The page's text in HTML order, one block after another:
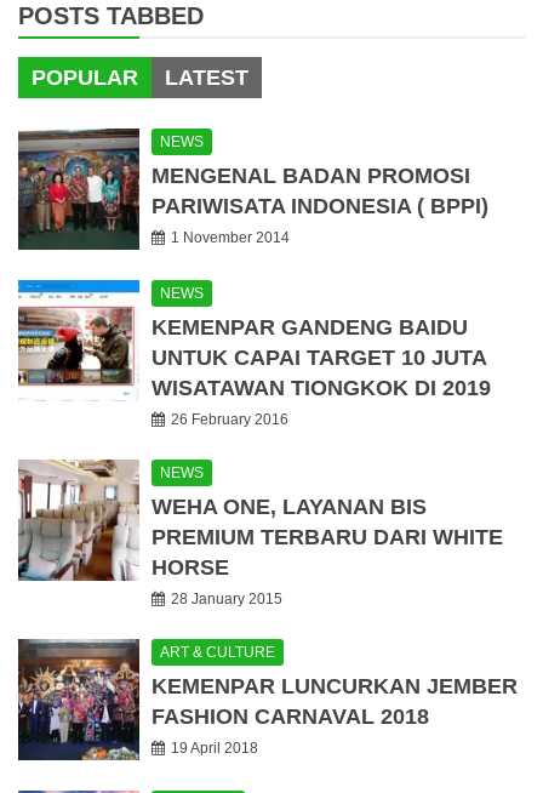
POSTS TABBED
POPULAR LATEST
NEWS
MENGENAL BADAN PROMOSI
PARIWISATA INDONESIA ( BPPI)
1 November 2014
NEWS
KEMENPAR GANDENG BAIDU
UNTUK CAPAI TARGET 10 JUTA
WISATAWAN TIONGKOK DI 2019
26 February 2016
NEWS
WEHA ONE, LAYANAN BIS
PREMIUM TERBARU DARI WHITE
HORSE
28 January 2015
ART & CULTURE
KEMENPAR LUNCURKAN JEMBER
FASHION CARNAVAL 2018
19 April 2018